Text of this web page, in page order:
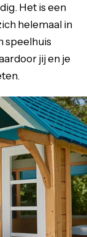
Het is een
helemaal in
speelhuis
jij en je